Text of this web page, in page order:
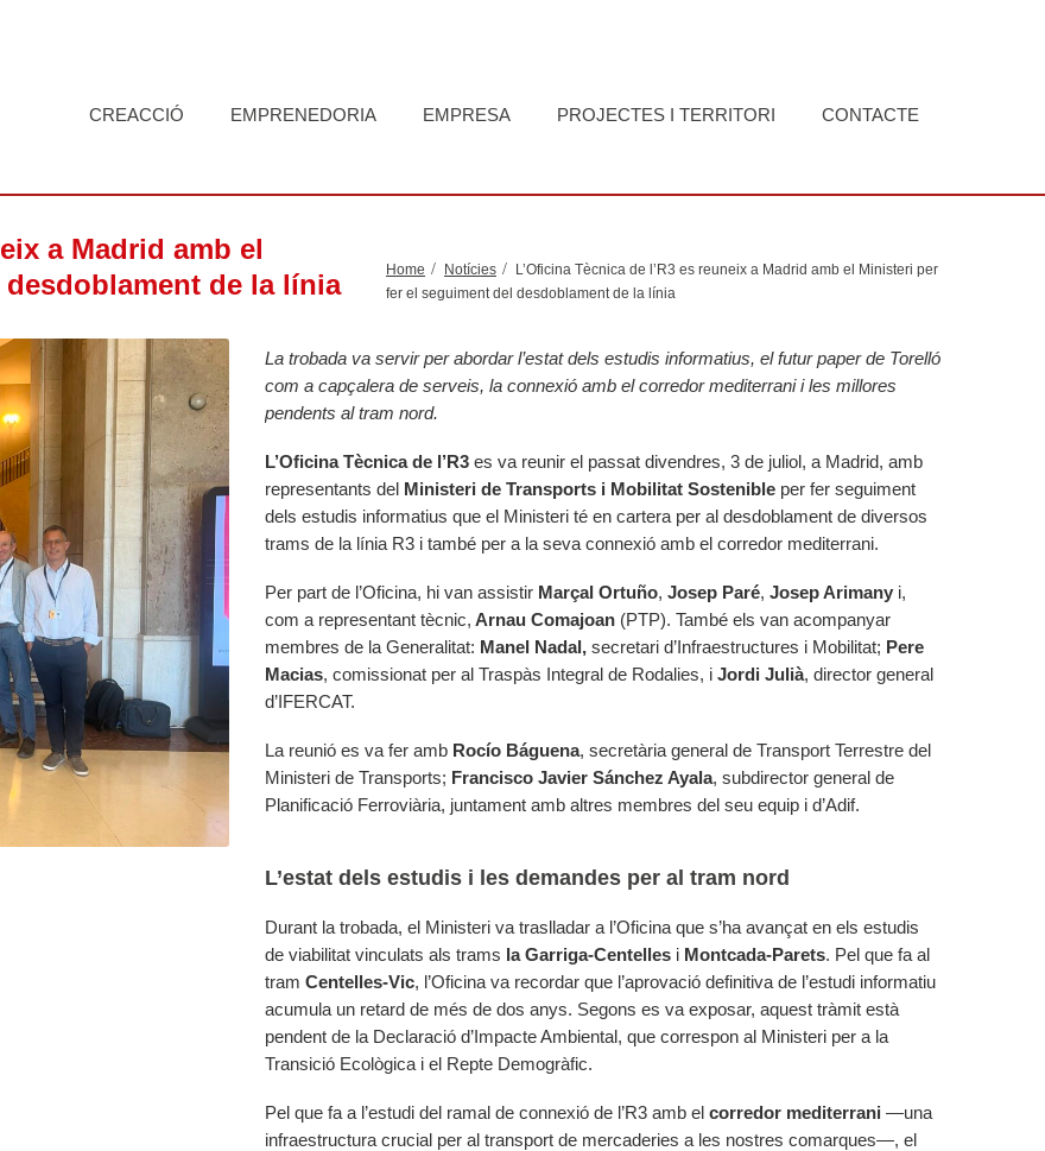
CREACCIÓ EMPRENEDORIA EMPRESA PROJECTES I TERRITORI CONTACTE
a Madrid amb el
de la línia
Home Notícies
L’Oficina Tècnica de l’R3 es reuneix a Madrid amb el Ministeri per
fer el seguiment del desdoblament de la línia
La trobada va servir per abordar l’estat dels estudis informatius, el futur paper de Torelló
com a capçalera de serveis, la connexió amb el corredor mediterrani i les millores
pendents al tram nord.
L’Oficina Tècnica de l’R3 es va reunir el passat divendres, 3 de juliol, a Madrid, amb
representants del Ministeri de Transports i Mobilitat Sostenible per fer seguiment
dels estudis informatius que el Ministeri té en cartera per al desdoblament de diversos
trams de la línia R3 i també per a la seva connexió amb el corredor mediterrani.
Per part de l’Oficina, hi van assistir Marçal Ortuño, Josep Paré, Josep Arimany i,
com a representant tècnic, Arnau Comajoan (PTP). També els van acompanyar
membres de la Generalitat: Manel Nadal, secretari d’Infraestructures i Mobilitat; Pere
Macias, comissionat per al Traspàs Integral de Rodalies, i Jordi Julià, director general
d’IFERCAT.
La reunió es va fer amb Rocío Báguena, secretària general de Transport Terrestre del
Ministeri de Transports; Francisco Javier Sánchez Ayala, subdirector general de
Planificació Ferroviària, juntament amb altres membres del seu equip i d’Adif.
L’estat dels estudis i les demandes per al tram nord
Durant la trobada, el Ministeri va traslladar a l’Oficina que s’ha avançat en els estudis
de viabilitat vinculats als trams la Garriga-Centelles i Montcada-Parets. Pel que fa al
tram Centelles-Vic, l’Oficina va recordar que l’aprovació definitiva de l’estudi informatiu
acumula un retard de més de dos anys. Segons es va exposar, aquest tràmit està
pendent de la Declaració d’Impacte Ambiental, que correspon al Ministeri per a la
Transició Ecològica i el Repte Demogràfic.
Pel que fa a l’estudi del ramal de connexió de l’R3 amb el corredor mediterrani —una
infraestructura crucial per al transport de mercaderies a les nostres comarques—, el